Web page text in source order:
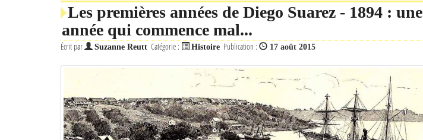
Les premières années de Diego Suarez - 1894 : une
année qui commence mal...
Écrit par Suzanne Reutt Catégorie : Histoire Publication : 17 août 2015